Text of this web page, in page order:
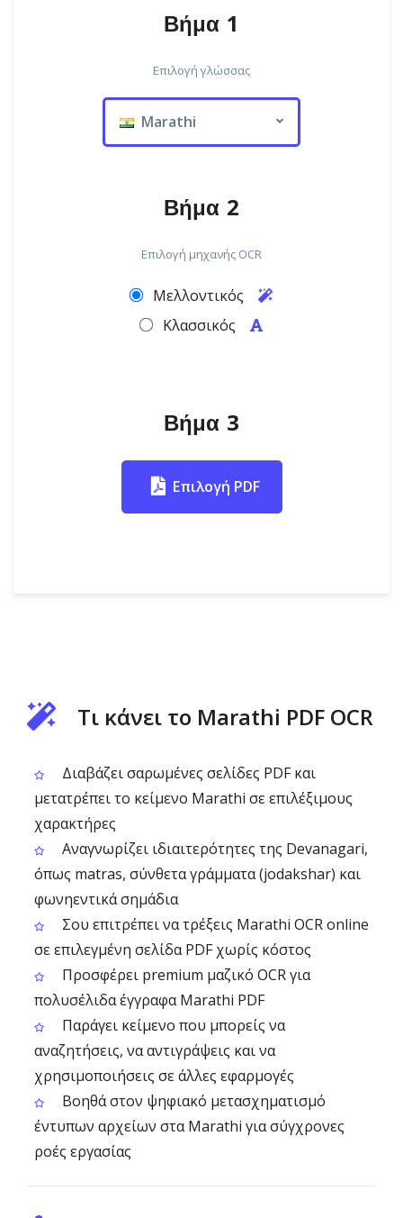
Βήμα 1
Επιλογή γλώσσας
Marathi
Βήμα 2
Επιλογή μηχανής OCR
Μελλοντικός
Κλασσικός
Βήμα 3
Επιλογή PDF
Τι κάνει το Marathi PDF OCR
Διαβάζει σαρωμένες σελίδες PDF και
μετατρέπει το κείμενο Marathi σε επιλέξιμους
χαρακτήρες
Αναγνωρίζει ιδιαιτερότητες της Devanagari,
όπως matras, σύνθετα γράμματα (jodakshar) και
φωνηεντικά σημάδια
Σου επιτρέπει να τρέξεις Marathi OCR online
σε επιλεγμένη σελίδα PDF χωρίς κόστος
Προσφέρει premium μαζικό OCR για
πολυσέλιδα έγγραφα Marathi PDF
Παράγει κείμενο που μπορείς να
αναζητήσεις, να αντιγράψεις και να
χρησιμοποιήσεις σε άλλες εφαρμογές
Βοηθά στον ψηφιακό μετασχηματισμό
έντυπων αρχείων στα Marathi για σύγχρονες
ροές εργασίας